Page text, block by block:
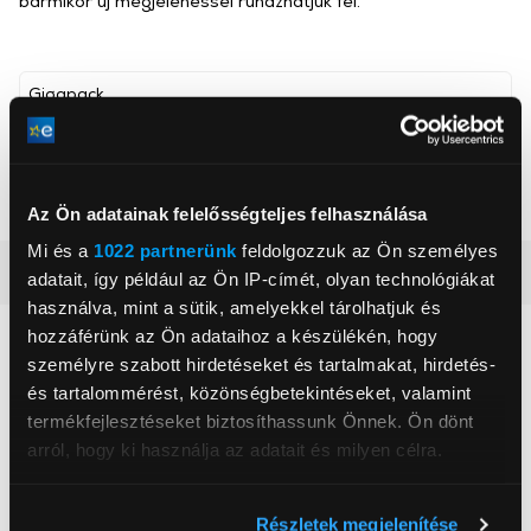
Az Ön adatainak felelősségteljes felhasználása
Mi és a 1022 partnerünk feldolgozzuk az Ön személyes
adatait, így például az Ön IP-címét, olyan technológiákat
használva, mint a sütik, amelyekkel tárolhatjuk és
hozzáférünk az Ön adataihoz a készülékén, hogy
személyre szabott hirdetéseket és tartalmakat, hirdetés-
és tartalommérést, közönségbetekintéseket, valamint
termékfejlesztéseket biztosíthassunk Önnek. Ön dönt
arról, hogy ki használja az adatait és milyen célra.
Részletek megjelenítése
Gigapack
, ,
Részletes ismertető
Neked ajánljuk